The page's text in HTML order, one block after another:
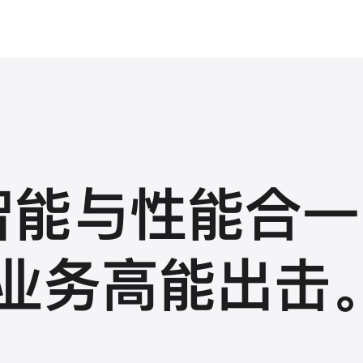
能与性能合一
务高能出击